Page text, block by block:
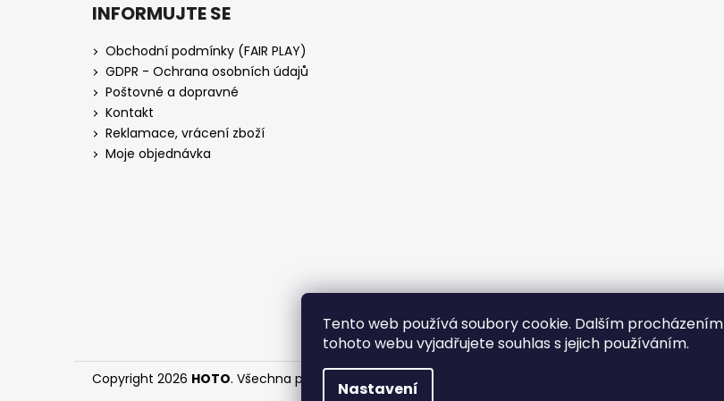
Tento web používá soubory cookie. Dalším procházením
tohoto webu vyjadřujete souhlas s jejich používáním.
Nastavení
INFORMUJTE SE
Obchodní podmínky (FAIR PLAY)
GDPR - Ochrana osobních údajů
Poštovné a dopravné
Kontakt
Reklamace, vrácení zboží
Moje objednávka
Dveřní kování Stavební pouzdro
Copyright 2026 HOTO. Všechna práva vyhrazena.